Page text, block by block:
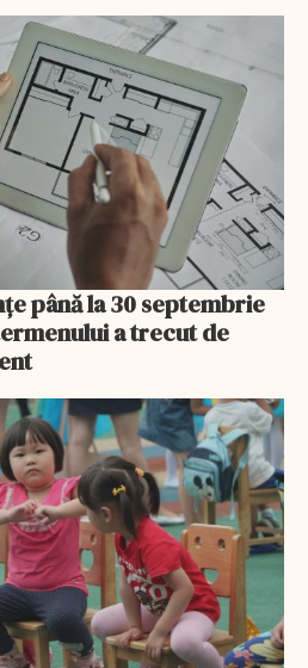
până la 30 septembrie
a trecut de